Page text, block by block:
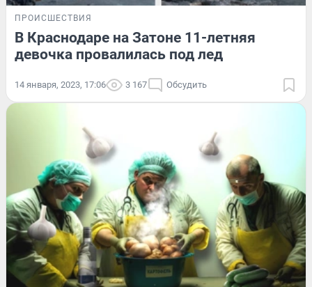
ПРОИСШЕСТВИЯ
В Краснодаре на Затоне 11-летняя
девочка провалилась под лед
14 января, 2023, 17:06 3 167 Обсудить